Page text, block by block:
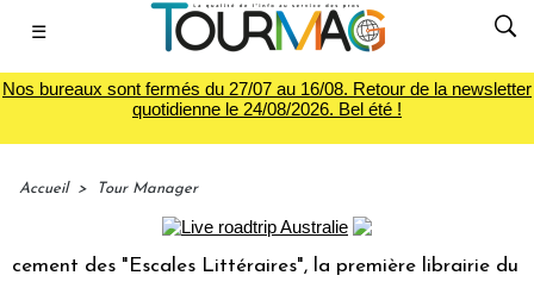
☰
Nos bureaux sont fermés du 27/07 au 16/08. Retour de la newsletter
quotidienne le 24/08/2026. Bel été !
Accueil > Tour Manager
"Escales Littéraires", la première librairie du voyage